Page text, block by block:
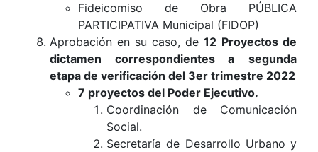
Fideicomiso de Obra PÚBLICA
PARTICIPATIVA Municipal (FIDOP)
Aprobación en su caso, de 12 Proyectos de
dictamen correspondientes a
segunda
etapa de verificación del 3er trimestre 2022
7 proyectos del Poder Ejecutivo.
Coordinación de Comunicación
Social.
Secretaría de Desarrollo Urbano y